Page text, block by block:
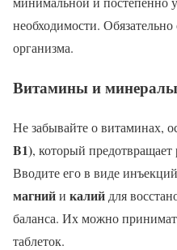
необходимости. Обязательно
организма.
Витамины и минералы
Не забывайте о витаминах,
B1), который
Вводите его в виде
магнийи калий для
баланса. Их можно
таблеток.